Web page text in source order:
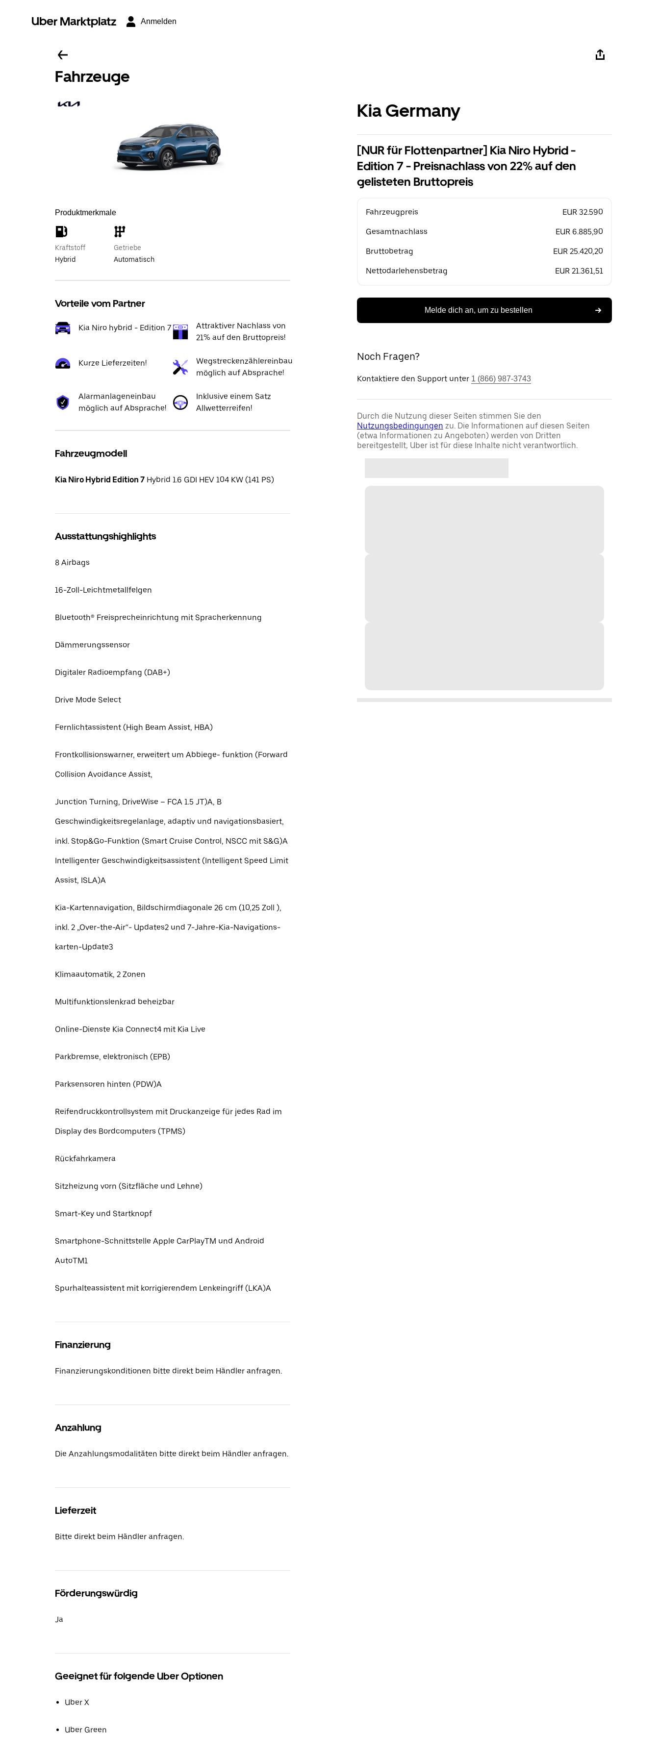
Uber Marktplatz Anmelden
Fahrzeuge
Produktmerkmale
Kraftstoff
Hybrid
Getriebe
Automatisch
Vorteile vom Partner
Kia Niro hybrid - Edition 7
Attraktiver Nachlass von
21% auf den Bruttopreis!
Kurze Lieferzeiten!
Wegstreckenzählereinbau
möglich auf Absprache!
Alarmanlageneinbau
möglich auf Absprache!
Inklusive einem Satz
Allwetterreifen!
Fahrzeugmodell
Kia Niro Hybrid Edition 7 Hybrid 1.6 GDI HEV 104 KW (141 PS)
Ausstattungshighlights
8 Airbags
16-Zoll-Leichtmetallfelgen
Bluetooth® Freisprecheinrichtung mit Spracherkennung
Dämmerungssensor
Digitaler Radioempfang (DAB+)
Drive Mode Select
Fernlichtassistent (High Beam Assist, HBA)
Frontkollisionswarner, erweitert um Abbiege- funktion (Forward
Collision Avoidance Assist,
Junction Turning, DriveWise – FCA 1.5 JT)A, B
Geschwindigkeitsregelanlage, adaptiv und navigationsbasiert,
inkl. Stop&Go-Funktion (Smart Cruise Control, NSCC mit S&G)A
Intelligenter Geschwindigkeitsassistent (Intelligent Speed Limit
Assist, ISLA)A
Kia-Kartennavigation, Bildschirmdiagonale 26 cm (10,25 Zoll ),
inkl. 2 „Over-the-Air“- Updates2 und 7-Jahre-Kia-Navigations-
karten-Update3
Klimaautomatik, 2 Zonen
Multifunktionslenkrad beheizbar
Online-Dienste Kia Connect4 mit Kia Live
Parkbremse, elektronisch (EPB)
Parksensoren hinten (PDW)A
Reifendruckkontrollsystem mit Druckanzeige für jedes Rad im
Display des Bordcomputers (TPMS)
Rückfahrkamera
Sitzheizung vorn (Sitzfläche und Lehne)
Smart-Key und Startknopf
Smartphone-Schnittstelle Apple CarPlayTM und Android
AutoTM1
Spurhalteassistent mit korrigierendem Lenkeingriff (LKA)A
Finanzierung
Finanzierungskonditionen bitte direkt beim Händler anfragen.
Anzahlung
Die Anzahlungsmodalitäten bitte direkt beim Händler anfragen.
Lieferzeit
Bitte direkt beim Händler anfragen.
Förderungswürdig
Ja
Geeignet für folgende Uber Optionen
Uber X
Uber Green
Kia Germany
[NUR für Flottenpartner] Kia Niro Hybrid -
Edition 7 - Preisnachlass von 22% auf den
gelisteten Bruttopreis
Fahrzeugpreis EUR 32.590
Gesamtnachlass EUR 6.885,90
Bruttobetrag EUR 25.420,20
Nettodarlehensbetrag EUR 21.361,51
Melde dich an, um zu bestellen
Noch Fragen?
Kontaktiere den Support unter 1 (866) 987-3743
Durch die Nutzung dieser Seiten stimmen Sie den
Nutzungsbedingungen zu. Die Informationen auf diesen Seiten
(etwa Informationen zu Angeboten) werden von Dritten
bereitgestellt, Uber ist für diese Inhalte nicht verantwortlich.